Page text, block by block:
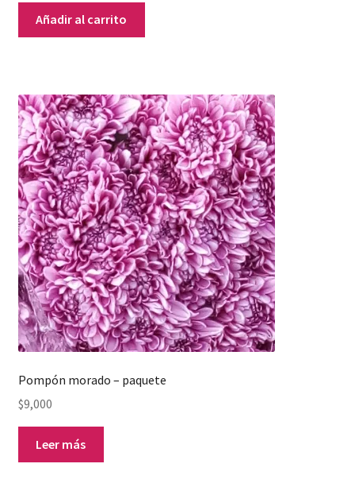
Añadir al carrito
Pompón morado – paquete
$9,000
Leer más